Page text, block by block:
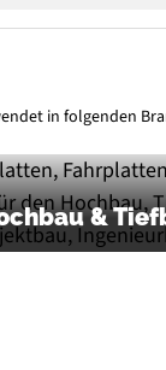
in folgenden
&